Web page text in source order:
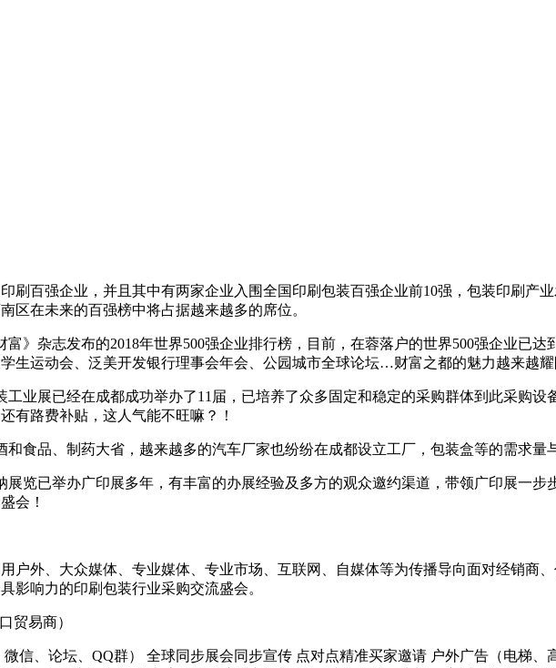
刷百强企业，并且其中有两家企业入围全国印刷包装百强企业前10强，包装印刷产
区在未来的百强榜中将占据越来越多的席位。
》杂志发布的2018年世界500强企业排行榜，目前，在蓉落户的世界500强企业已达
生运动会、泛美开发银行理事会年会、公园城市全球论坛…财富之都的魅力越来越耀
业展已经在成都成功举办了11届，已培养了众多固定和稳定的采购群体到此采购
有路费补贴，这人气能不旺嘛？！
食品、制药大省，越来越多的汽车厂家也纷纷在成都设立工厂，包装盒等的需求量
览已举办广印展多年，有丰富的办展经验及多方的观众邀约渠道，带领广印展一
会！
户外、大众媒体、专业媒体、专业市场、互联网、自媒体等为传播导向面对经销商
影响力的印刷包装行业采购交流盛会。
贸易商）
信、论坛、QQ群） 全球同步展会同步宣传 点对点精准买家邀请 户外广告（电梯